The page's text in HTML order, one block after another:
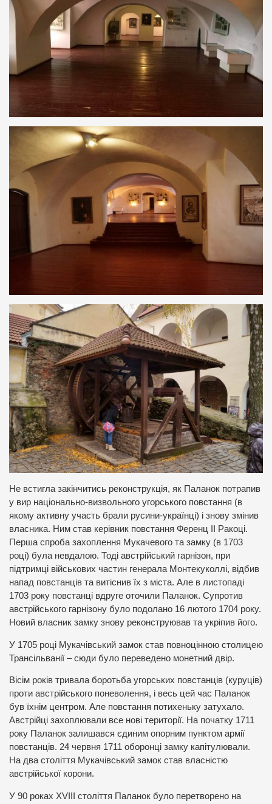
Не встигла закінчитись реконструкція, як Паланок потрапив
у вир національно-визвольного угорського повстання (в
якому активну участь брали русини-українці) і знову змінив
власника. Ним став керівник повстання Ференц ІІ Ракоці.
Перша спроба захоплення Мукачевого та замку (в 1703
році) була невдалою. Тоді австрійський гарнізон, при
підтримці військових частин генерала Монтекуколлі, відбив
напад повстанців та витіснив їх з міста. Але в листопаді
1703 року повстанці вдруге оточили Паланок. Супротив
австрійського гарнізону було подолано 16 лютого 1704 року.
Новий власник замку знову реконструював та укріпив його.
У 1705 році Мукачівський замок став повноцінною столицею
Трансільванії – сюди було переведено монетний двір.
Вісім років тривала боротьба угорських повстанців (куруців)
проти австрійського поневолення, і весь цей час Паланок
був їхнім центром. Але повстання потихеньку затухало.
Австрійці захоплювали все нові території. На початку 1711
року Паланок залишався єдиним опорним пунктом армії
повстанців. 24 червня 1711 оборонці замку капітулювали.
На два століття Мукачівський замок став власністю
австрійської корони.
У 90 роках XVIII століття Паланок було перетворено на